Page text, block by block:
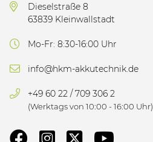
Dieselstraße 8
63839 Kleinwallstadt
Mo-Fr: 8:30-16:00 Uhr
info@hkm-akkutechnik.de
+49 60 22 / 709 306 2
(Werktags von 10:00 - 16:00 Uhr)